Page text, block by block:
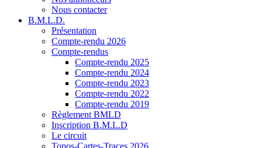
Nous contacter
B.M.L.D.
Présentation
Compte-rendu 2026
Compte-rendus
Compte-rendu 2025
Compte-rendu 2024
Compte-rendu 2023
Compte-rendu 2022
Compte-rendu 2019
Règlement BMLD
Inscription B.M.L.D
Le circuit
Topos-Cartes-Traces 2026